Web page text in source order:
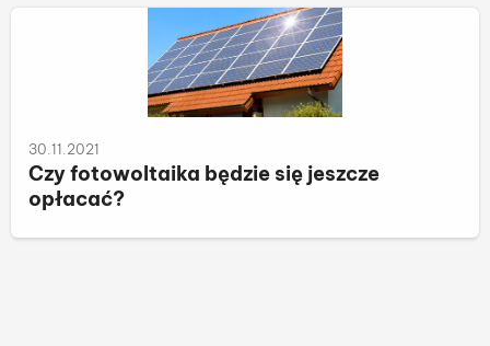
30.11.2021
Czy fotowoltaika będzie się jeszcze
opłacać?